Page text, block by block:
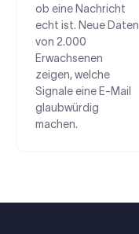
ob eine Nachricht
echt ist. Neue Daten
von 2.000
Erwachsenen
zeigen, welche
Signale eine E-Mail
glaubwürdig
machen.